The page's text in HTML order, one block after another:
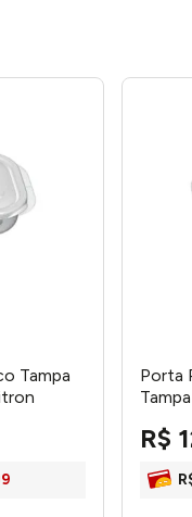
Tampa
Porta
R$